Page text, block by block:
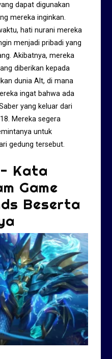
dapat digunakan
mereka inginkan.
hati nurani mereka
menjadi pribadi yang
Akibatnya, mereka
diberikan kepada
dunia Alt, di mana
ingat bahwa ada
yang keluar dari
Mereka segera
untuk
gedung tersebut.
Kata
Game
Beserta